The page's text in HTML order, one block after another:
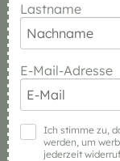
Lastname
E-Mail-Adresse
Ich stimme zu,
werden, um
jederzeit